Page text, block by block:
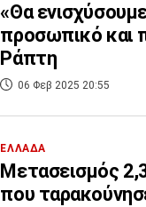
«Θα
προσωπικό και
Ράπτη
06 Φεβ 2025 20:55
ΕΛΛΑΔΑ
Μετασεισμός
που